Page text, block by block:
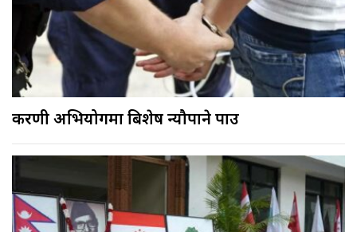
करणी अभियोगमा बिशेष न्यौपाने पक्राउ